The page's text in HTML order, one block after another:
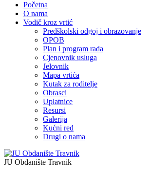
Početna
O nama
Vodič kroz vrtić
Predškolski odgoj i obrazovanje
OPOB
Plan i program rada
Cjenovnik usluga
Jelovnik
Mapa vrtića
Kutak za roditelje
Obrasci
Uplatnice
Resursi
Galerija
Kućni red
Drugi o nama
JU Obdanište Travnik